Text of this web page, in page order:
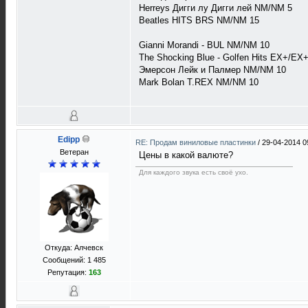
Herreys Дигги лу Дигги лей NM/NM 5
Beatles HITS BRS NM/NM 15
Gianni Morandi - BUL NM/NM 10
The Shocking Blue - Golfen Hits EX+/
Эмерсон Лейк и Палмер NM/NM 10
Mark Bolan T.REX NM/NM 10
Edipp
Ветеран
Откуда: Алчевск
Сообщений: 1 485
Репутация: 163
RE: Продам виниловые пластинки / 29-04-2014
Цены в какой валюте?
Для каждого звука есть своё ухо.